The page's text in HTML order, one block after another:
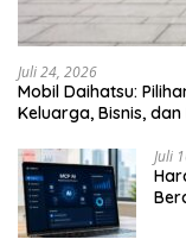
Juli 24, 2026
Mobil Daihatsu:
Keluarga, Bisnis,
Juli